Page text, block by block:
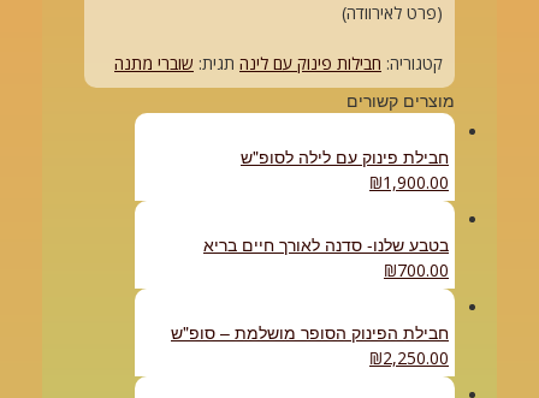
(פרט לאירוודה)
קטגוריה: חבילות פינוק עם לינה תגית: שוברי מתנה
מוצרים קשורים
חבילת פינוק עם לילה לסופ"ש
₪ 1,900.00
בטבע שלנו- סדנה לאורך חיים בריא
₪700.00
חבילת הפינוק הסופר מושלמת – סופ"ש
₪2,250.00